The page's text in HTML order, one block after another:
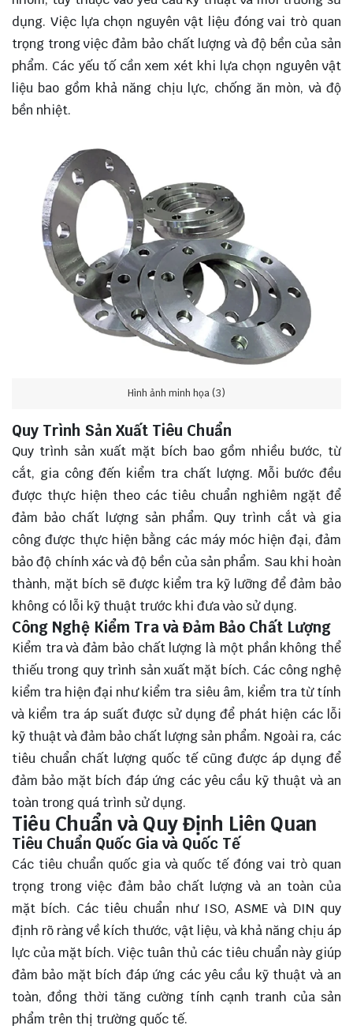
dụng. Việc lựa chọn nguyên vật liệu đóng vai trò quan
trọng trong việc đảm bảo chất lượng và độ bền của sản
phẩm. Các yếu tố cần xem xét khi lựa chọn nguyên vật
liệu bao gồm khả năng chịu lực, chống ăn mòn, và độ
bền nhiệt.
Hình ảnh minh họa (3)
Quy Trình Sản Xuất Tiêu Chuẩn
Quy trình sản xuất mặt bích bao gồm nhiều bước, từ
cắt, gia công đến kiểm tra chất lượng. Mỗi bước đều
được thực hiện theo các tiêu chuẩn nghiêm ngặt để
đảm bảo chất lượng sản phẩm. Quy trình cắt và gia
công được thực hiện bằng các máy móc hiện đại, đảm
bảo độ chính xác và độ bền của sản phẩm. Sau khi hoàn
thành, mặt bích sẽ được kiểm tra kỹ lưỡng để đảm bảo
không có lỗi kỹ thuật trước khi đưa vào sử dụng.
Công Nghệ Kiểm Tra và Đảm Bảo Chất Lượng
Kiểm tra và đảm bảo chất lượng là một phần không thể
thiếu trong quy trình sản xuất mặt bích. Các công nghệ
kiểm tra hiện đại như kiểm tra siêu âm, kiểm tra từ tính
và kiểm tra áp suất được sử dụng để phát hiện các lỗi
kỹ thuật và đảm bảo chất lượng sản phẩm. Ngoài ra, các
tiêu chuẩn chất lượng quốc tế cũng được áp dụng để
đảm bảo mặt bích đáp ứng các yêu cầu kỹ thuật và an
toàn trong quá trình sử dụng.
Tiêu Chuẩn và Quy Định Liên Quan
Tiêu Chuẩn Quốc Gia và Quốc Tế
Các tiêu chuẩn quốc gia và quốc tế đóng vai trò quan
trọng trong việc đảm bảo chất lượng và an toàn của
mặt bích. Các tiêu chuẩn như ISO, ASME và DIN quy
định rõ ràng về kích thước, vật liệu, và khả năng chịu áp
lực của mặt bích. Việc tuân thủ các tiêu chuẩn này giúp
đảm bảo mặt bích đáp ứng các yêu cầu kỹ thuật và an
toàn, đồng thời tăng cường tính cạnh tranh của sản
phẩm trên thị trường quốc tế.